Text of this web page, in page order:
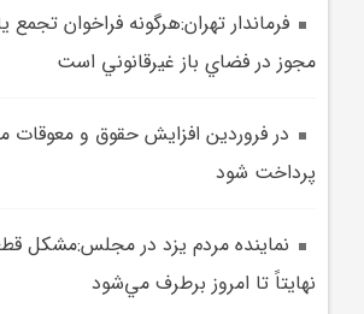
فرماندار تهران:هرگونه فراخوان
مجوز در فضاي باز غيرقانوني است
در فروردين افزايش حقوق و معوقات
پرداخت شود
نماينده مردم يزد در مجلس:مشکل
نهايتاً تا امروز برطرف مي‌شود